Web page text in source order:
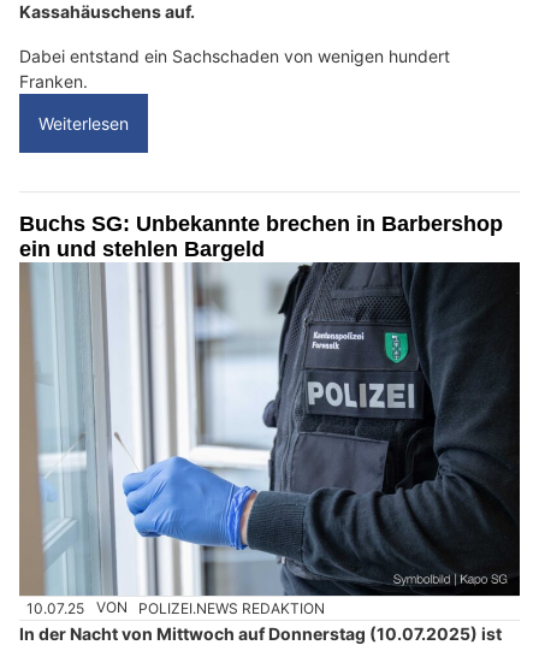
Kassahäuschens auf.
Dabei entstand ein Sachschaden von wenigen hundert
Franken.
Weiterlesen
Buchs SG: Unbekannte brechen in Barbershop
ein und stehlen Bargeld
10.07.25 VON POLIZEI.NEWS REDAKTION
In der Nacht von Mittwoch auf Donnerstag (10.07.2025) ist